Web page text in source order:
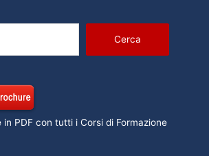
Cerca
PDF con tutti i Corsi di Formazione